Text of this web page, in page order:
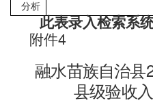
分析
此表录入检索系
附件4
融水苗族自治县
县级验收